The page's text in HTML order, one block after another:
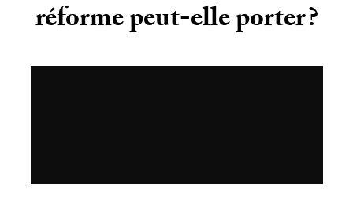
réforme peut-elle porter?